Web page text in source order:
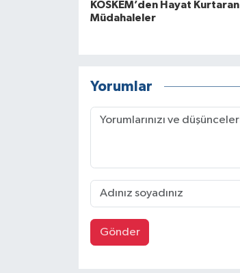
KOSKEM’den Hayat Kurtaran
Müdahaleler
Yorumlar
Gönder